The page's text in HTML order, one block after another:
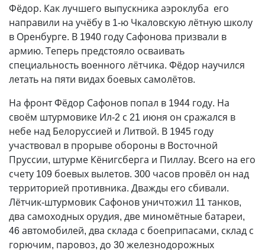
Фёдор. Как лучшего выпускника аэроклуба его
направили на учёбу в 1-ю Чкаловскую лётную школу
в Оренбурге. В 1940 году Сафонова призвали в
армию. Теперь предстояло осваивать
специальность военного лётчика. Фёдор научился
летать на пяти видах боевых самолётов.
На фронт Фёдор Сафонов попал в 1944 году. На
своём штурмовике Ил-2 с 21 июня он сражался в
небе над Белоруссией и Литвой. В 1945 году
участвовал в прорыве обороны в Восточной
Пруссии, штурме Кёнигсберга и Пиллау. Всего на его
счету 109 боевых вылетов. 300 часов провёл он над
территорией противника. Дважды его сбивали.
Лётчик-штурмовик Сафонов уничтожил 11 танков,
два самоходных орудия, две миномётные батареи,
46 автомобилей, два склада с боеприпасами, склад с
горючим, паровоз, до 30 железнодорожных